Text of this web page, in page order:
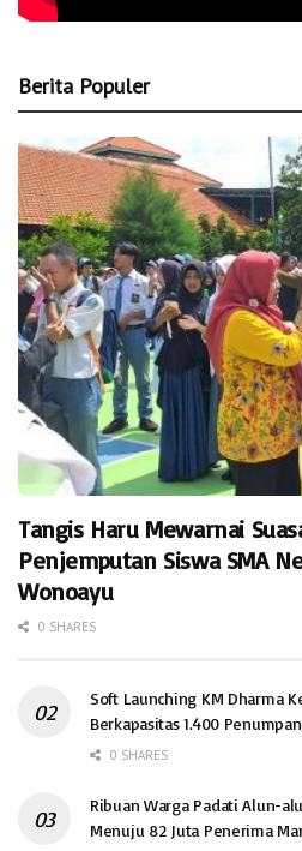
Berita Populer
Tangis Haru Mewarnai
Penjemputan Siswa SMA
Wonoayu
0 SHARES
Soft Launching KM Dharma
Berkapasitas 1.400
0 SHARES
Ribuan Warga Padati Alun-
Menuju 82 Juta Penerima